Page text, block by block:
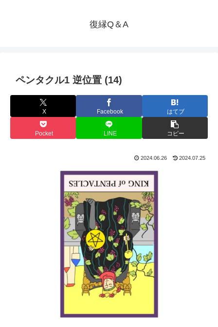
復縁Q＆A
ペンタクル1 逆位置 (14)
X Facebook はてブ
Pocket LINE コピー
2024.06.26 2024.07.25